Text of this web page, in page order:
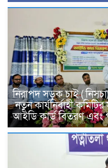
নিরাপদ সড়ক চাই (
নতুন কার্যনির্বাহী
আইডি কার্ড বিতরণ এবং